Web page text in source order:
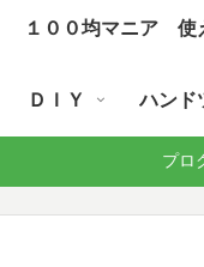
１００均マニア 使
ＤＩＹ ハンド
プロ